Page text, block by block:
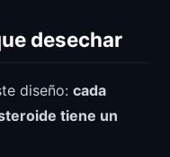
desechar
diseño: cada
tiene un